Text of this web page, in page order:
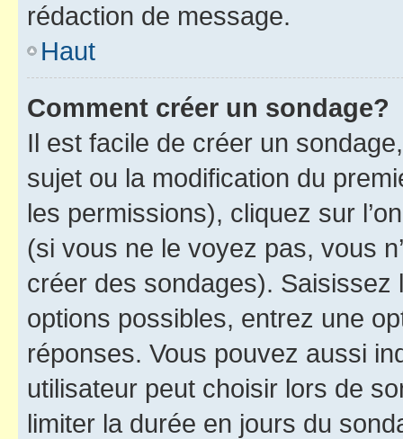
rédaction de message.
Haut
Comment créer un sondage?
Il est facile de créer un
sujet ou la modification du
les permissions), cliquez sur
(si vous ne le voyez pas, vous
créer des sondages).
options possibles, entrez une
réponses. Vous pouvez aussi
utilisateur peut choisir lors de
limiter la durée en jours du